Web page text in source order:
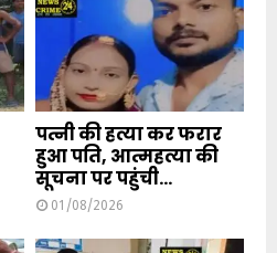
पत्नी की हत्या कर फरार
हुआ पति, आत्महत्या की
सूचना पर पहुंची...
01/08/2026